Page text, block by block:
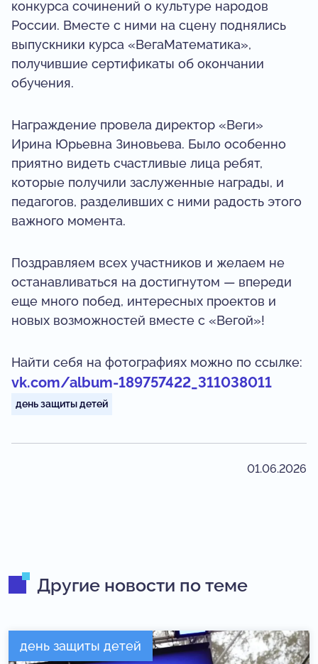
конкурса сочинений о культуре народов
России. Вместе с ними на сцену поднялись
выпускники курса «ВегаМатематика»,
получившие сертификаты об окончании
обучения.
Награждение провела директор «Веги»
Ирина Юрьевна Зиновьева. Было особенно
приятно видеть счастливые лица ребят,
которые получили заслуженные награды, и
педагогов, разделивших с ними радость этого
важного момента.
Поздравляем всех участников и желаем не
останавливаться на достигнутом — впереди
еще много побед, интересных проектов и
новых возможностей вместе с «Вегой»!
Найти себя на фотографиях можно по ссылке:
vk.com/album-189757422_311038011
день защиты детей
01.06.2026
Другие новости по теме
день защиты детей